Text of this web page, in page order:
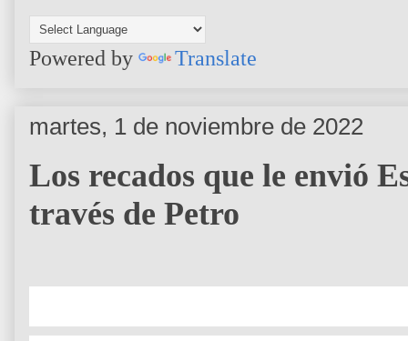
Powered by Translate
martes, 1 de noviembre de 2022
Los recados que le envió
través de Petro